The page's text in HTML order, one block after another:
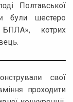
Полтавської
були шестеро
БПЛА», котрих
свої
проходити